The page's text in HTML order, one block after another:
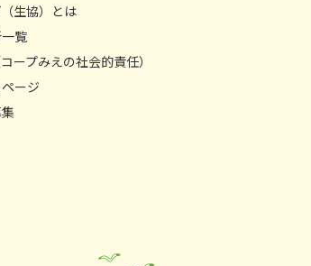
生協）とは
覧
ープみえの社会的責任）
ージ